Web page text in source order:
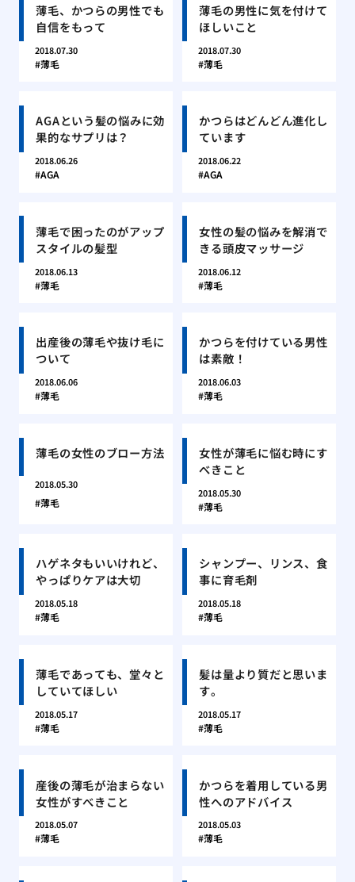
薄毛、かつらの男性でも
自信をもって
2018.07.30
薄毛
薄毛の男性に気を付けて
ほしいこと
2018.07.30
薄毛
AGAという髪の悩みに効
果的なサプリは？
2018.06.26
AGA
かつらはどんどん進化し
ています
2018.06.22
AGA
薄毛で困ったのがアップ
スタイルの髪型
2018.06.13
薄毛
女性の髪の悩みを解消で
きる頭皮マッサージ
2018.06.12
薄毛
出産後の薄毛や抜け毛に
ついて
2018.06.06
薄毛
かつらを付けている男性
は素敵！
2018.06.03
薄毛
薄毛の女性のブロー方法
2018.05.30
薄毛
女性が薄毛に悩む時にす
べきこと
2018.05.30
薄毛
ハゲネタもいいけれど、
やっぱりケアは大切
2018.05.18
薄毛
シャンプー、リンス、食
事に育毛剤
2018.05.18
薄毛
薄毛であっても、堂々と
していてほしい
2018.05.17
薄毛
髪は量より質だと思いま
す。
2018.05.17
薄毛
産後の薄毛が治まらない
女性がすべきこと
2018.05.07
薄毛
かつらを着用している男
性へのアドバイス
2018.05.03
薄毛